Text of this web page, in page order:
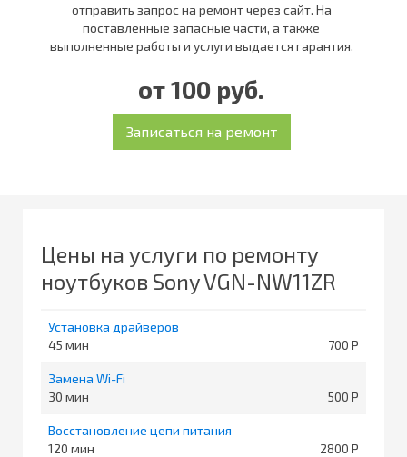
отправить запрос на ремонт через сайт. На
поставленные запасные части, а также
выполненные работы и услуги выдается гарантия.
от 100 руб.
Цены на услуги по ремонту
ноутбуков Sony VGN-NW11ZR
Установка драйверов
45
700
Замена Wi-Fi
30
500
Восстановление цепи питания
120
2800